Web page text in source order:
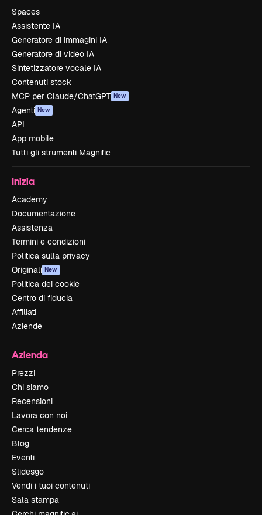
Spaces
Assistente IA
Generatore di immagini IA
Generatore di video IA
Sintetizzatore vocale IA
Contenuti stock
MCP per Claude/ChatGPT New
Agenti New
API
App mobile
Tutti gli strumenti Magnific
Inizia
Academy
Documentazione
Assistenza
Termini e condizioni
Politica sulla privacy
Originali New
Politica dei cookie
Centro di fiducia
Affiliati
Aziende
Azienda
Prezzi
Chi siamo
Recensioni
Lavora con noi
Cerca tendenze
Blog
Eventi
Slidesgo
Vendi i tuoi contenuti
Sala stampa